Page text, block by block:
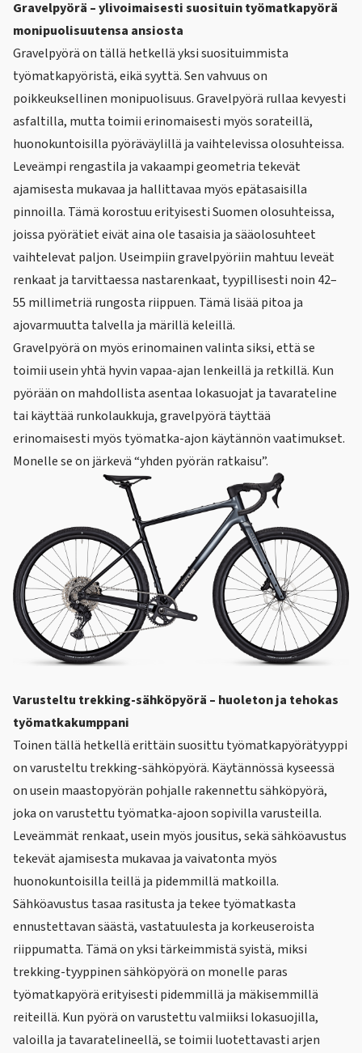
Gravelpyörä – ylivoimaisesti suosituin työmatkapyörä
monipuolisuutensa ansiosta
Gravelpyöräon tällä hetkellä yksi suosituimmista
työmatkapyöristä, eikä syyttä. Sen vahvuus on
poikkeuksellinen monipuolisuus. Gravelpyörä rullaa kevyesti
asfaltilla, mutta toimii erinomaisesti myös sorateillä,
huonokuntoisilla pyöräväylillä ja vaihtelevissa olosuhteissa.
Leveämpi rengastila ja vakaampi geometria tekevät
ajamisesta mukavaa ja hallittavaa myös epätasaisilla
pinnoilla. Tämä korostuu erityisesti Suomen olosuhteissa,
joissa pyörätiet eivät aina ole tasaisia ja sääolosuhteet
vaihtelevat paljon. Useimpiin gravelpyöriin mahtuu leveät
renkaat ja tarvittaessa nastarenkaat, tyypillisesti noin 42–
55 millimetriä rungosta riippuen. Tämä lisää pitoa ja
ajovarmuutta talvella ja märillä keleillä.
Gravelpyörä on myös erinomainen valinta siksi, että se
toimii usein yhtä hyvin vapaa-ajan lenkeillä ja retkillä. Kun
pyörään on mahdollista asentaa lokasuojat ja tavarateline
tai käyttää runkolaukkuja, gravelpyörä täyttää
erinomaisesti myös työmatka-ajon käytännön vaatimukset.
Monelle se on järkevä “yhden pyörän ratkaisu”.
Varusteltu trekking-sähköpyörä – huoleton ja tehokas
työmatkakumppani
Toinen tällä hetkellä erittäin suosittu työmatkapyörätyyppi
on varusteltu trekking-sähköpyörä. Käytännössä kyseessä
on usein maastopyörän pohjalle rakennettu sähköpyörä,
joka on varustettu työmatka-ajoon sopivilla varusteilla.
Leveämmät renkaat, usein myös jousitus, sekä sähköavustus
tekevät ajamisesta mukavaa ja vaivatonta myös
huonokuntoisilla teillä ja pidemmillä matkoilla.
Sähköavustus tasaa rasitusta ja tekee työmatkasta
ennustettavan säästä, vastatuulesta ja korkeuseroista
riippumatta. Tämä on yksi tärkeimmistä syistä, miksi
trekking-tyyppinen sähköpyörä on monelle paras
työmatkapyörä erityisesti pidemmillä ja mäkisemmillä
reiteillä. Kun pyörä on varustettu valmiiksi lokasuojilla,
valoilla ja tavaratelineellä, se toimii luotettavasti arjen